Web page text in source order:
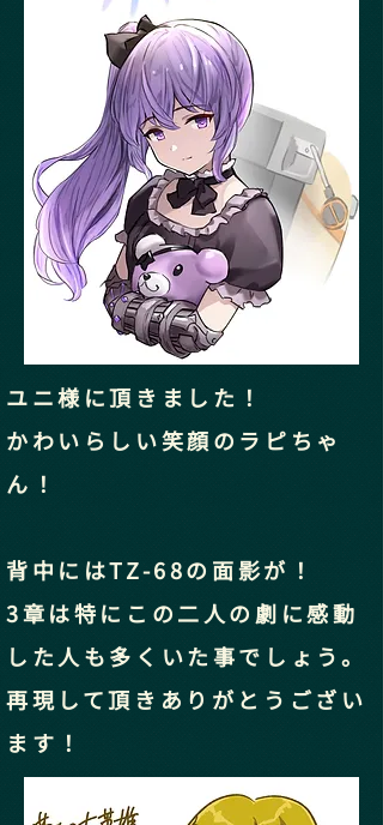
ユニ様に頂きました！
かわいらしい笑顔のラピちゃ
ん！
背中にはTZ-68の面影が！
3章は特にこの二人の劇に感動
した人も多くいた事でしょう。
​再現して頂きありがとうござい
ます！